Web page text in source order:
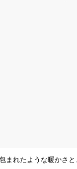
まれたような暖かさ